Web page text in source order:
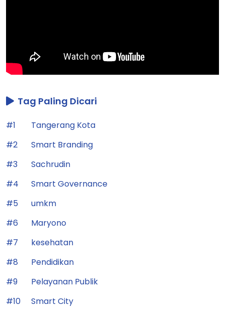
Tag Paling Dicari
#1
Tangerang Kota
#2
Smart Branding
#3
Sachrudin
#4
Smart Governance
#5
umkm
#6
Maryono
#7
kesehatan
#8
Pendidikan
#9
Pelayanan Publik
#10
Smart City